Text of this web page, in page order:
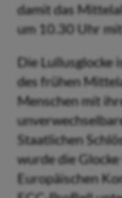
damit das
um 10.30 Uhr
Die Lullusglocke
des frühen
Menschen mit
Staatlichen
wurde die
Europäischen